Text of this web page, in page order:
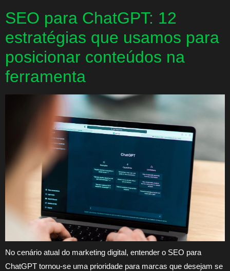
SEO para ChatGPT: 12
estratégias que usamos para
posicionar conteúdos na
ferramenta
No cenário atual do marketing digital, entender o SEO para
ChatGPT tornou-se uma prioridade para marcas que desejam se